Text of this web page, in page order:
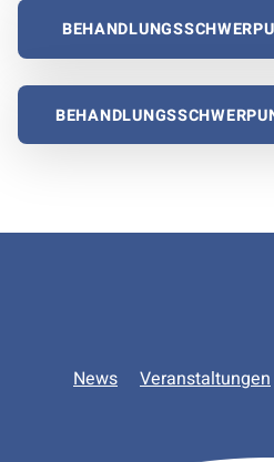
Zurück zur Hauptnavigation springen
News Veranstaltungen